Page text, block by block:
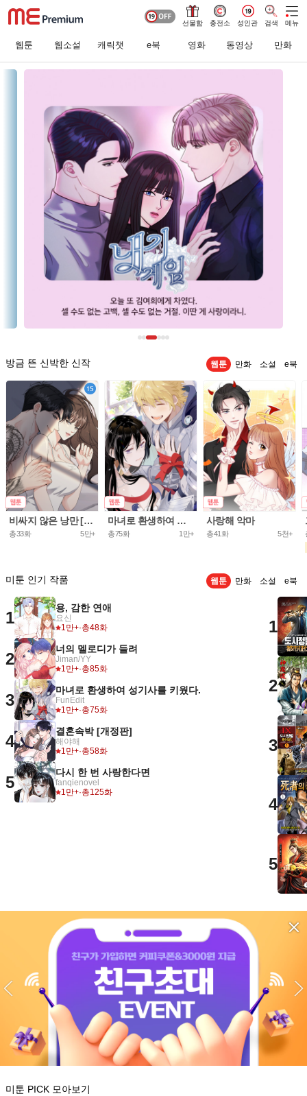
선물함 충전소 성인관 검색 메뉴
웹툰 웹소설 캐릭챗 e북 영화 동영상 만화
방금 뜬 신박한 신작 웹툰 만화 소설 e북
비싸지 않은 낭만 [개정판]
총33화 5만+
마녀로 환생하여 성기사를 키웠다.
총75화 1만+
사랑해 악마
총41화 5천+
미툰 인기 작품 웹툰 만화 소설 e북
1
용, 감한 연애
요신
1만+·총48화
2
너의 멜로디가 들려
Jiman/YY
1만+·총85화
3
마녀로 환생하여 성기사를 키웠다.
FunEdit
1만+·총75화
4
결혼속박 [개정판]
해야해
1만+·총58화
5
다시 한 번 사랑한다면
fanqienovel
1만+·총125화
1
2
3
4
5
미툰 PICK 모아보기